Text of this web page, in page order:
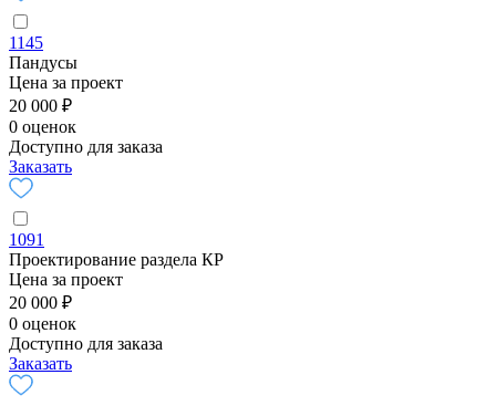
1145
Пандусы
Цена за проект
20 000 ₽
0 оценок
Доступно для заказа
Заказать
1091
Проектирование раздела КР
Цена за проект
20 000 ₽
0 оценок
Доступно для заказа
Заказать